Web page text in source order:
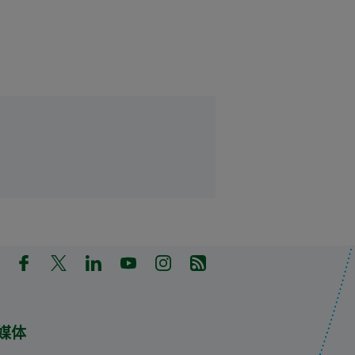
a new tab)
in a new tab)
(Opens in a new tab)
(Opens in a new tab)
(Opens in a new tab)
(Opens in a new tab)
(Opens in a new tab)
(Opens in a new tab)
体